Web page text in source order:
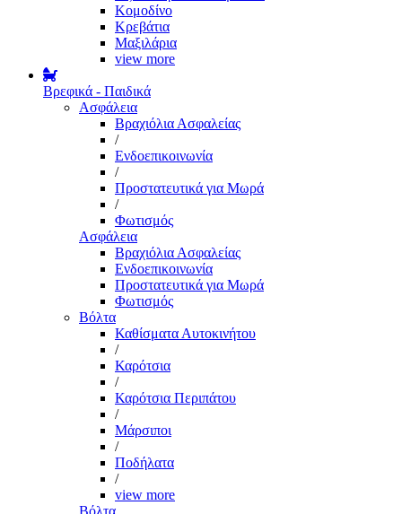
Κομοδίνο
Κρεβάτια
Μαξιλάρια
view more
Βρεφικά - Παιδικά
Ασφάλεια
Βραχιόλια Ασφαλείας
/
Ενδοεπικοινωνία
/
Προστατευτικά για Μωρά
/
Φωτισμός
Ασφάλεια
Βραχιόλια Ασφαλείας
Ενδοεπικοινωνία
Προστατευτικά για Μωρά
Φωτισμός
Βόλτα
Καθίσματα Αυτοκινήτου
/
Καρότσια
/
Καρότσια Περιπάτου
/
Μάρσιποι
/
Ποδήλατα
/
view more
Βόλτα